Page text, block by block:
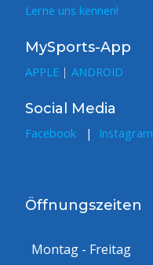
Lerne uns kennen!
MySports-App
APPLE | ANDROID
Social Media
Facebook | Instagram
Öffnungszeiten
Montag - Freitag